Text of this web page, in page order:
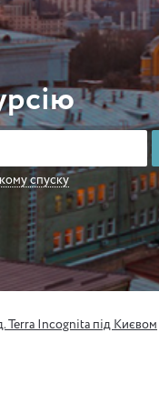
спуску
Terra Incognita під Києвом